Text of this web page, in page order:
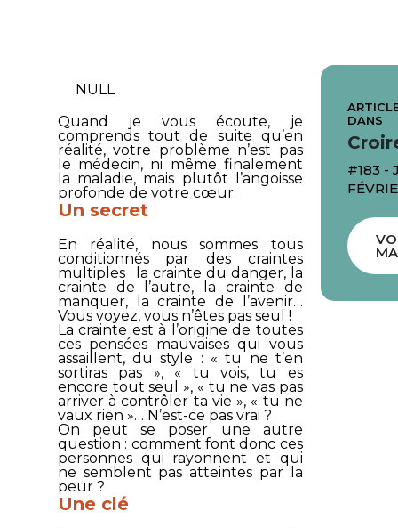
NULL
Quand je vous écoute, je
comprends tout de suite qu’en
réalité, votre problème n’est pas
le médecin, ni même finalement
la maladie, mais plutôt l’angoisse
profonde de votre cœur.
Un secret
En réalité, nous sommes tous
conditionnés par des craintes
multiples : la crainte du danger, la
crainte de l’autre, la crainte de
manquer, la crainte de l’avenir…
Vous voyez, vous n’êtes pas seul !
La crainte est à l’origine de toutes
ces pensées mauvaises qui vous
assaillent, du style : « tu ne t’en
sortiras pas », « tu vois, tu es
encore tout seul », « tu ne vas pas
arriver à contrôler ta vie », « tu ne
vaux rien »… N’est-ce pas vrai ?
On peut se poser une autre
question : comment font donc ces
personnes qui rayonnent et qui
ne semblent pas atteintes par la
peur ?
Une clé
DANS
#183 -